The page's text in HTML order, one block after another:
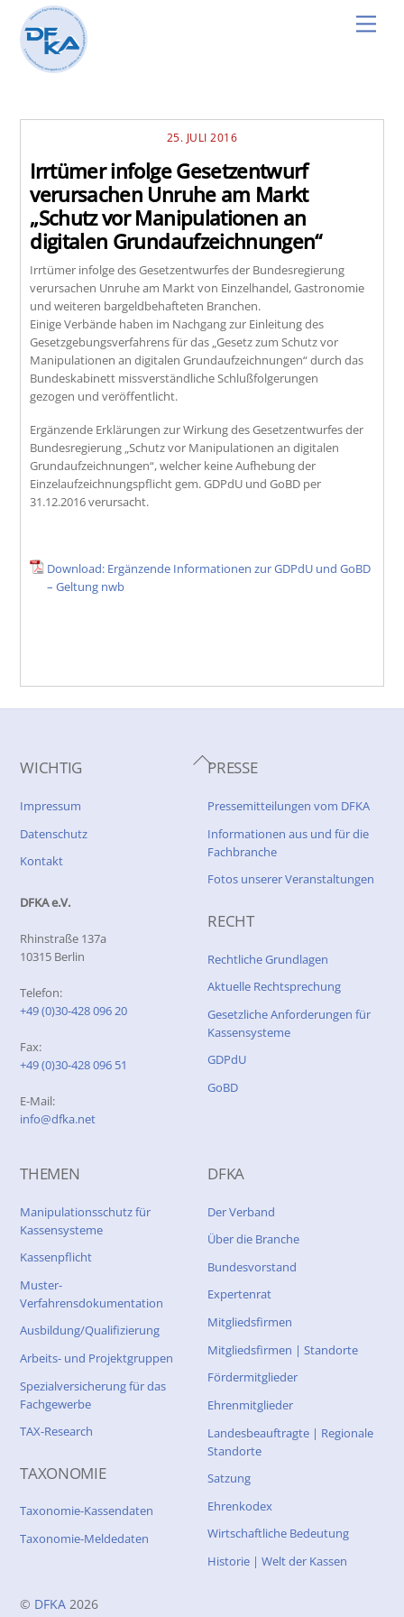
content
25. JULI 2016
Irrtümer infolge Gesetzentwurf
verursachen Unruhe am Markt
„Schutz vor Manipulationen an
digitalen Grundaufzeichnungen“
Irrtümer infolge des Gesetzentwurfes der Bundesregierung
verursachen Unruhe am Markt von Einzelhandel, Gastronomie
und weiteren bargeldbehafteten Branchen.
Einige Verbände haben im Nachgang zur Einleitung des
Gesetzgebungsverfahrens für das „Gesetz zum Schutz vor
Manipulationen an digitalen Grundaufzeichnungen“ durch das
Bundeskabinett missverständliche Schlußfolgerungen
gezogen und veröffentlicht.
Ergänzende Erklärungen zur Wirkung des Gesetzentwurfes der
Bundesregierung „Schutz vor Manipulationen an digitalen
Grundaufzeichnungen“, welcher keine Aufhebung der
Einzelaufzeichnungspflicht gem. GDPdU und GoBD per
31.12.2016 verursacht.
Download: Ergänzende Informationen zur GDPdU und GoBD
– Geltung nwb
Back
To
WICHTIG
Impressum
Datenschutz
Kontakt
DFKA e.V.
Rhinstraße 137a
10315 Berlin
Telefon:
+49 (0)30-428 096 20
Fax:
+49 (0)30-428 096 51
E-Mail:
info@dfka.net
PRESSE
Pressemitteilungen vom DFKA
Informationen aus und für die
Fachbranche
Fotos unserer Veranstaltungen
RECHT
Rechtliche Grundlagen
Aktuelle Rechtsprechung
Gesetzliche Anforderungen für
Kassensysteme
GDPdU
GoBD
THEMEN
Manipulationsschutz für
Kassensysteme
Kassenpflicht
Muster-
Verfahrensdokumentation
Ausbildung/Qualifizierung
Arbeits- und Projektgruppen
Spezialversicherung für das
Fachgewerbe
TAX-Research
TAXONOMIE
Taxonomie-Kassendaten
Taxonomie-Meldedaten
DFKA
Der Verband
Über die Branche
Bundesvorstand
Expertenrat
Mitgliedsfirmen
Mitgliedsfirmen | Standorte
Fördermitglieder
Ehrenmitglieder
Landesbeauftragte | Regionale
Standorte
Satzung
Ehrenkodex
Wirtschaftliche Bedeutung
Historie | Welt der Kassen
© DFKA 2026